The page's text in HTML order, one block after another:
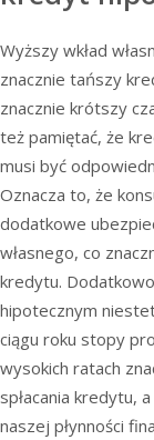
Wyższy wkład
znacznie tańszy
znacznie krótszy
też pamiętać, że
musi być
Oznacza to, że
dodatkowe
własnego, co
kredytu.
hipotecznym
ciągu roku stopy
wysokich ratach
spłacania kredytu,
naszej płynności